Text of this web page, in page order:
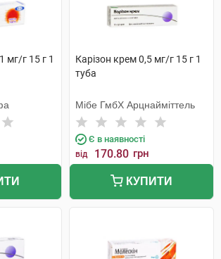
г 15 г 1
Карiзон крем 0,5 мг/г 15 г 1
туба
Мібе ГмбХ Арцнайміттель
Є в наявності
від 170.80 грн
КУПИТИ